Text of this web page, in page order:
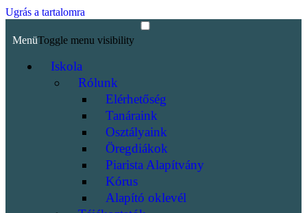
Ugrás a tartalomra
MenüToggle menu visibility
Iskola
Rólunk
Elérhetőség
Tanáraink
Osztályaink
Öregdiákok
Piarista Alapítvány
Kórus
Alapító oklevél